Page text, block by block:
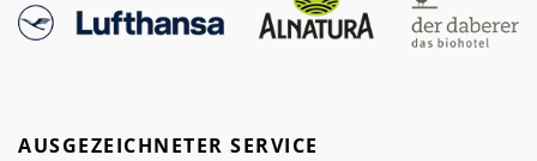
AUSGEZEICHNETER SERVICE